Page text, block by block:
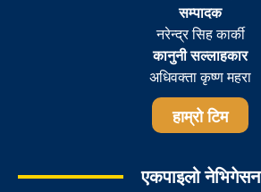
सम्पादक
नरेन्द्र सिह कार्की
कानुनी सल्लाहकार
अधिवक्ता कृष्ण महरा
हाम्रो टिम
एकपाइलो नेभिगेसन